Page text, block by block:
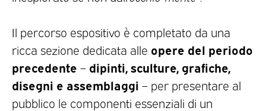
Il percorso espositivo è completato da una
ricca sezione dedicata alle opere del periodo
precedente – dipinti, sculture, grafiche,
disegni e assemblaggi – per presentare al
pubblico le componenti essenziali di un